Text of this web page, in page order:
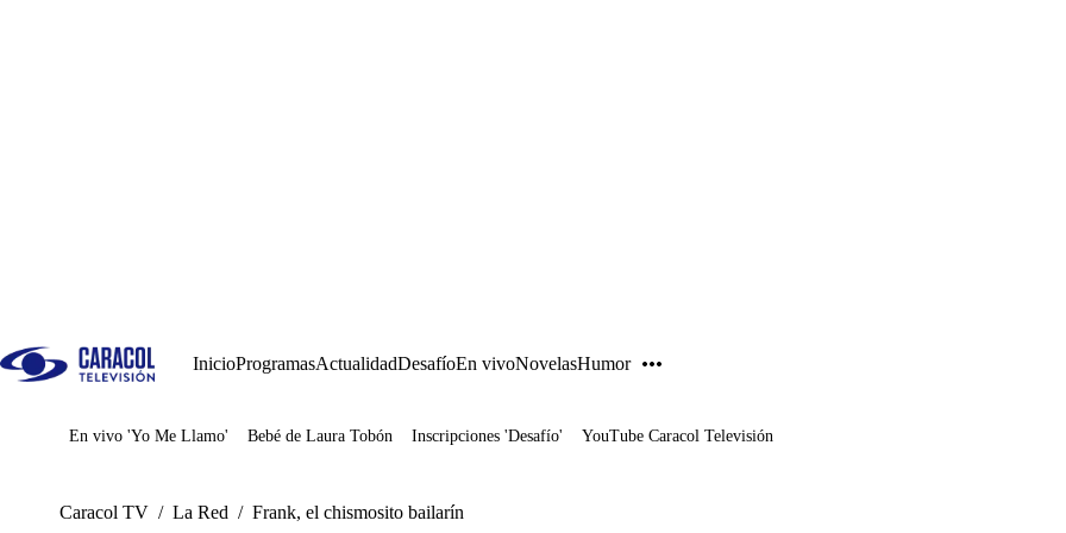
InicioProgramasActualidadDesafíoEn vivoNovelasHumor
Juegos
En vivo 'Yo Me Llamo' Bebé de Laura Tobón Inscripciones 'Desafío' YouTube Caracol Televisión
Caracol TV / La Red / Frank, el chismosito bailarín